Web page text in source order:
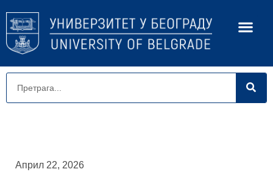
Април 22, 2026